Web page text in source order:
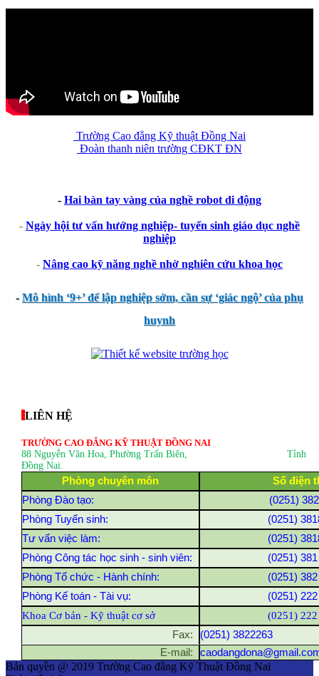
Trường Cao đẳng Kỹ thuật Đồng Nai
Đoàn thanh niên trường CĐKT ĐN
- Hai bàn tay vàng của nghề robot di động
- Ngày hội tư vấn hướng nghiệp- tuyển sinh giáo dục nghề
nghiệp
- Nâng cao kỹ năng nghề nhờ nghiên cứu khoa học
-Mô hình ‘9+’ để lập nghiệp sớm, cần sự ‘giác ngộ’ của phụ
huynh
LIÊN HỆ
TRƯỜNG CAO ĐẲNG KỸ THUẬT ĐỒNG NAI
88 Nguyễn Văn Hoa, Phường Trấn Biên, Tỉnh
Đồng Nai.
Phòng chuyên môn
Số điện
Phòng Đào tạo:
(0251)
Phòng Tuyển sinh:
(0251)
Tư vấn việc làm:
(0251)
Phòng Công tác học sinh - sinh viên:
(0251)
Phòng Tổ chức - Hành chính:
(0251)
Phòng Kế toán - Tài vụ:
(0251)
Khoa Cơ bản - Kỹ thuật cơ sở
(0251)
Fax:
(0251) 3822263
E-mail:
Bản quyền @ 2019 Trường Cao đẳng Kỹ Thuật Đồng Nai